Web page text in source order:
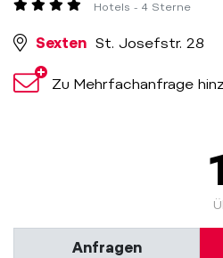
Hotels - 4 Sterne
Sexten St. Josefstr. 28
Zu Mehrfachanfrage
Anfragen